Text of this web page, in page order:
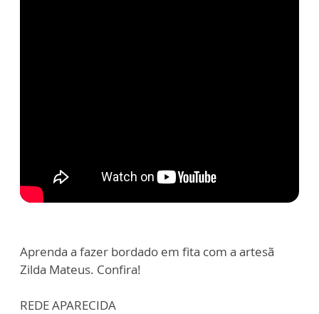
Aprenda a fazer bordado em fita com a artesã
Zilda Mateus. Confira!
REDE APARECIDA